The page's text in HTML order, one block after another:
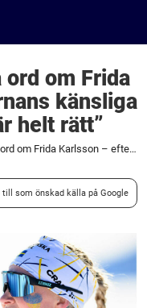
om Frida
känsliga
helt rätt”
Jonna Sundlings fina ord om Frida Karlsson – efter stjärnans känsliga val: ”Jag tycker det är helt rätt”
till som önskad källa på Google